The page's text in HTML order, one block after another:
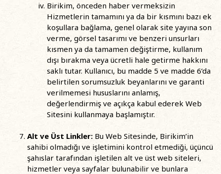
Birikim, önceden haber vermeksizin
Hizmetlerin tamamını ya da bir kısmını bazı ek
koşullara bağlama, genel olarak site yayına son
verme, görsel tasarımı ve benzeri unsurları
kısmen ya da tamamen değiştirme, kullanım
dışı bırakma veya ücretli hale getirme hakkını
saklı tutar. Kullanıcı, bu madde 5 ve madde 6’da
belirtilen sorumsuzluk beyanlarını ve garanti
verilmemesi hususlarını anlamış,
değerlendirmiş ve açıkça kabul ederek Web
Sitesini kullanmaya başlamıştır.
Alt ve Üst Linkler: Bu Web Sitesinde, Birikim’in
sahibi olmadığı ve işletimini kontrol etmediği, üçüncü
şahıslar tarafından işletilen alt ve üst web siteleri,
hizmetler veya sayfalar bulunabilir ve bunlara